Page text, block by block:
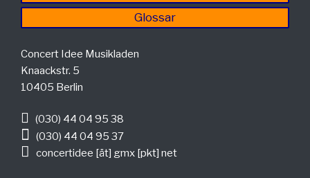
Glossar
Concert Idee Musikladen
Knaackstr. 5
10405 Berlin
(030) 44 04 95 38
(030) 44 04 95 37
concertidee [ät] gmx [pkt] net